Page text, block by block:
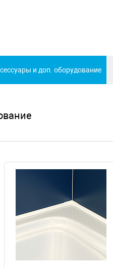
и доп. оборудование